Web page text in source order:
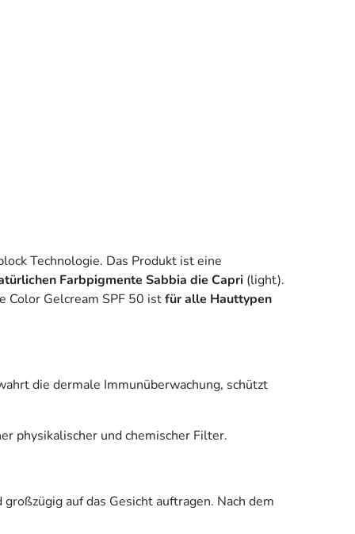
Technologie. Das Produkt ist eine
Farbpigmente Sabbia die Capri (light).
Color Gelcream SPF 50 istfür alle Hauttypen
die dermale Immunüberwachung, schützt
physikalischer und chemischer Filter.
auf das Gesicht auftragen. Nach dem